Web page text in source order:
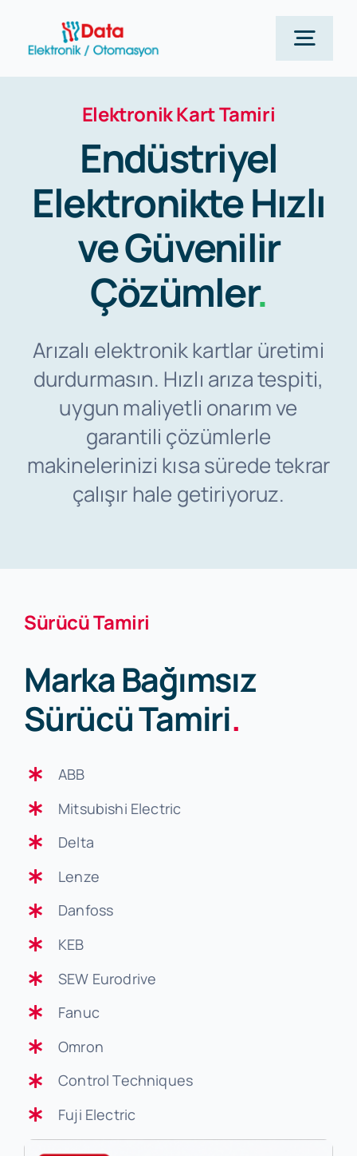
Anasayfa
Siemens
Kurumsal
Blog Yazılarımız
İletişim
Elektronik Kart Tamiri
Endüstriyel
Elektronikte Hızlı
ve Güvenilir
Çözümler.
Arızalı elektronik kartlar üretimi
durdurmasın. Hızlı arıza tespiti,
uygun maliyetli onarım ve
garantili çözümlerle
makinelerinizi kısa sürede tekrar
çalışır hale getiriyoruz.
Sürücü Tamiri
Marka Bağımsız
Sürücü Tamiri.
ABB
Mitsubishi Electric
Delta
Lenze
Danfoss
KEB
SEW Eurodrive
Fanuc
Omron
Control Techniques
Fuji Electric